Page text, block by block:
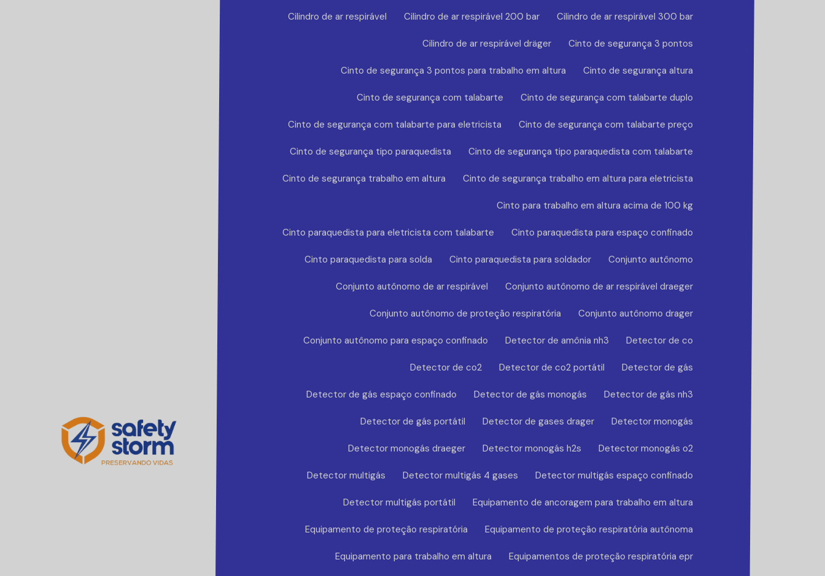
Cilindro de ar respirável Cilindro de ar respirável 200 bar Cilindro de ar respirável 300 bar
Cilindro de ar respirável dräger Cinto de segurança 3 pontos
Cinto de segurança 3 pontos para trabalho em altura Cinto de segurança altura
Cinto de segurança com talabarte Cinto de segurança com talabarte duplo
Cinto de segurança com talabarte para eletricista Cinto de segurança com talabarte preço
Cinto de segurança tipo paraquedista Cinto de segurança tipo paraquedista com talabarte
Cinto de segurança trabalho em altura Cinto de segurança trabalho em altura para eletricista
Cinto para trabalho em altura acima de 100 kg
Cinto paraquedista para eletricista com talabarte Cinto paraquedista para espaço confinado
Cinto paraquedista para solda Cinto paraquedista para soldador Conjunto autônomo
Conjunto autônomo de ar respirável Conjunto autônomo de ar respirável draeger
Conjunto autônomo de proteção respiratória Conjunto autônomo drager
Conjunto autônomo para espaço confinado Detector de amônia nh3 Detector de co
Detector de co2 Detector de co2 portátil Detector de gás
Detector de gás espaço confinado Detector de gás monogás Detector de gás nh3
Detector de gás portátil Detector de gases drager Detector monogás
Detector monogás draeger Detector monogás h2s Detector monogás o2
Detector multigás Detector multigás 4 gases Detector multigás espaço confinado
Detector multigás portátil Equipamento de ancoragem para trabalho em altura
Equipamento de proteção respiratória Equipamento de proteção respiratória autônoma
Equipamento para trabalho em altura Equipamentos de proteção respiratória epr